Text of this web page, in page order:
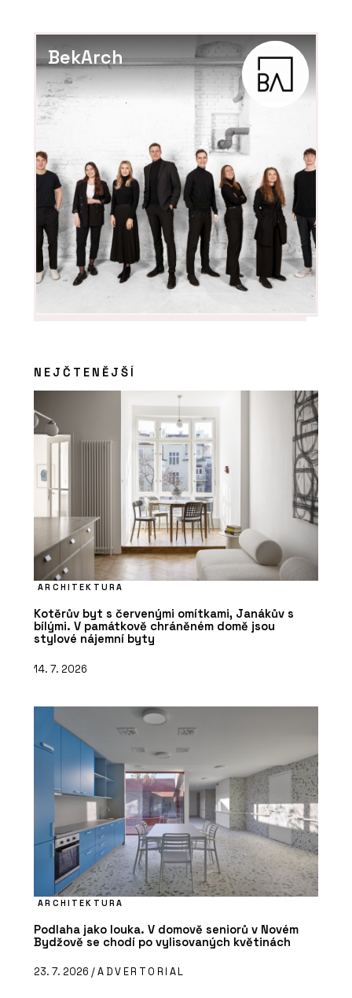
BekArch
NEJČTENĚJŠÍ
ARCHITEKTURA
Kotěrův byt s červenými omítkami, Janákův s
bílými. V památkově chráněném domě jsou
stylové nájemní byty
14. 7. 2026
ARCHITEKTURA
Podlaha jako louka. V domově seniorů v Novém
Bydžově se chodí po vylisovaných květinách
23. 7. 2026 /ADVERTORIAL